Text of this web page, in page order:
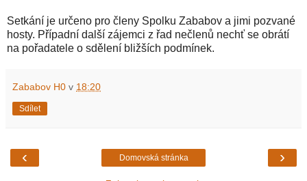
Setkání je určeno pro členy Spolku Zababov a jimi pozvané
hosty. Případní další zájemci z řad nečlenů nechť se obrátí
na pořadatele o sdělení bližších podmínek.
Zababov H0 v 18:20
Sdílet
‹ ›
Domovská stránka